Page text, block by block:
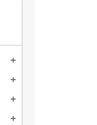
add
add
add
add